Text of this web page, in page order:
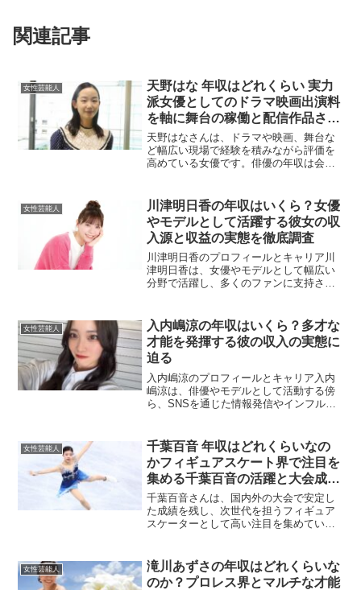
関連記事
女性芸能人
天野はな 年収はどれくらい 実力
派女優としてのドラマ映画出演料
を軸に舞台の稼働と配信作品さら
にCMや広告案件まで収入源を整
理して推定年収レンジと上振れし
やすい年の条件を分かりやすく解
天野はなさんは、ドラマや映画、舞台な
ど幅広い現場で経験を積みながら評価を
高めている女優です。俳優の年収は会社
ど広告契約の有無によって年ごとに変動
しやすい特徴があります...
女性芸能人
川津明日香の年収はいくら？女優
やモデルとして活躍する彼女の収
入源と収益の実態を徹底調査
川津明日香のプロフィールとキャリア川
津明日香は、女優やモデルとして幅広い
分野で活躍し、多くのファンに支持され
ランドやファッション誌に登場し、その
独特な雰囲気と演技力で注...
女性芸能人
入内嶋涼の年収はいくら？多才な
才能を発揮する彼の収入の実態に
迫る
入内嶋涼のプロフィールとキャリア入内
嶋涼は、俳優やモデルとして活動する傍
ら、SNSを通じた情報発信やインフルエ
その表現力と存在感でファンを魅了して
います。入内嶋涼の主な...
女性芸能人
千葉百音 年収はどれくらいなの
かフィギュアスケート界で注目を
集める千葉百音の活躍と大会成
績・スポンサー契約・メディア露
出から見える推定年収を徹底解説
した最新まとめ
千葉百音さんは、国内外の大会で安定し
た成績を残し、次世代を担うフィギュア
スケーターとして高い注目を集めていま
ています。そんな千葉百音さんの年収が
どれほどなのか気になる方...
女性芸能人
滝川あずさの年収はどれくらいな
のか？プロレス界とマルチな才能